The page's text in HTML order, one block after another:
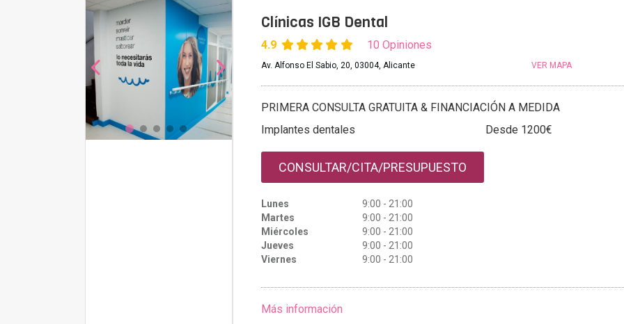
Clínicas IGB Dental
4.9 10 Opiniones
Av. Alfonso El Sabio, 20, 03004, Alicante VER MAPA
PRIMERA CONSULTA GRATUITA & FINANCIACIÓN A MEDIDA
Implantes dentales
Desde 1200€
CONSULTAR/CITA/PRESUPUESTO
Lunes
9:00 - 21:00
Martes
9:00 - 21:00
Miércoles
9:00 - 21:00
Jueves
9:00 - 21:00
Viernes
9:00 - 21:00
Más información